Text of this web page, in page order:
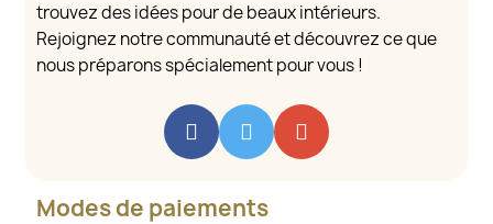
trouvez des idées pour de beaux intérieurs.
Rejoignez notre communauté et découvrez ce que
nous préparons spécialement pour vous !
Modes de paiements